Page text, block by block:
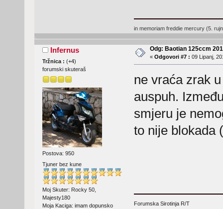
in memoriam freddie mercury (5.
Infernus
Tržnica : (+4)
forumski skuteraš
Postova: 950
Tjuner bez kune
Moj Skuter: Rocky 50,
Majesty180
Moja Kaciga: imam dopunsko
Odg: Baotian 125ccm
« Odgovori #7 : 09 Lipanj,
ne vraća zrak
auspuh.
smjeru je
to nije blokada
Forumska Sirotinja R/T